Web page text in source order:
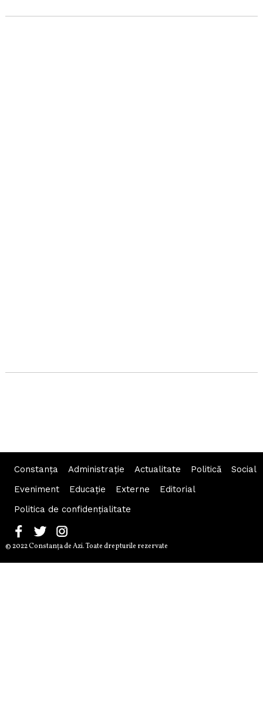
Constanța Administraţie Actualitate Politică
Social
Eveniment
Educaţie Externe
Editorial
Politica de confidențialitate
© 2022 Constanţa de Azi. Toate drepturile rezervate